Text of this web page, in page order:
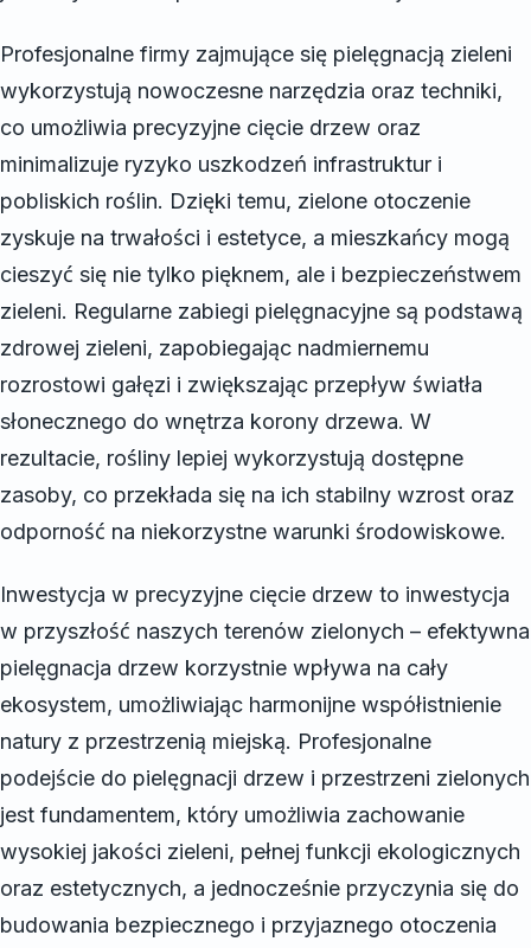
Profesjonalne firmy zajmujące się pielęgnacją zieleni
wykorzystują nowoczesne narzędzia oraz techniki,
co umożliwia precyzyjne cięcie drzew oraz
minimalizuje ryzyko uszkodzeń infrastruktur i
pobliskich roślin. Dzięki temu, zielone otoczenie
zyskuje na trwałości i estetyce, a mieszkańcy mogą
cieszyć się nie tylko pięknem, ale i bezpieczeństwem
zieleni. Regularne zabiegi pielęgnacyjne są podstawą
zdrowej zieleni, zapobiegając nadmiernemu
rozrostowi gałęzi i zwiększając przepływ światła
słonecznego do wnętrza korony drzewa. W
rezultacie, rośliny lepiej wykorzystują dostępne
zasoby, co przekłada się na ich stabilny wzrost oraz
odporność na niekorzystne warunki środowiskowe.
Inwestycja w precyzyjne cięcie drzew to inwestycja
w przyszłość naszych terenów zielonych – efektywna
pielęgnacja drzew korzystnie wpływa na cały
ekosystem, umożliwiając harmonijne współistnienie
natury z przestrzenią miejską. Profesjonalne
podejście do pielęgnacji drzew i przestrzeni zielonych
jest fundamentem, który umożliwia zachowanie
wysokiej jakości zieleni, pełnej funkcji ekologicznych
oraz estetycznych, a jednocześnie przyczynia się do
budowania bezpiecznego i przyjaznego otoczenia